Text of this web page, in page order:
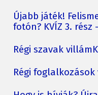
Újabb játék!
fotón? KVÍZ 3. rész
Régi szavak
Régi foglalkozások